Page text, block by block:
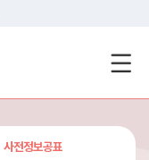
사전정보공표